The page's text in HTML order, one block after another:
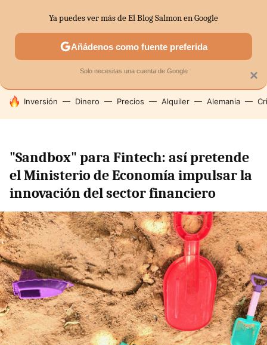
SECTORES ECONOMÍA DOMÉSTICA MERCADOS
HOY SE HABLA DE
Inversión Dinero Precios Alquiler Alemania
"Sandbox" para Fintech: así pretende
el Ministerio de Economía impulsar la
innovación del sector financiero
×
Ya puedes ver más de El Blog Salmon en Google
Añádenos como fuente preferida
Solo necesitas una cuenta de Google